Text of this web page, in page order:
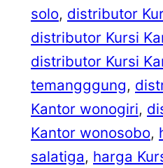
solo, distributor
distributor Kursi
distributor Kursi
temangggung,
Kantor wonogiri,
Kantor wonosobo,
salatiga, harga